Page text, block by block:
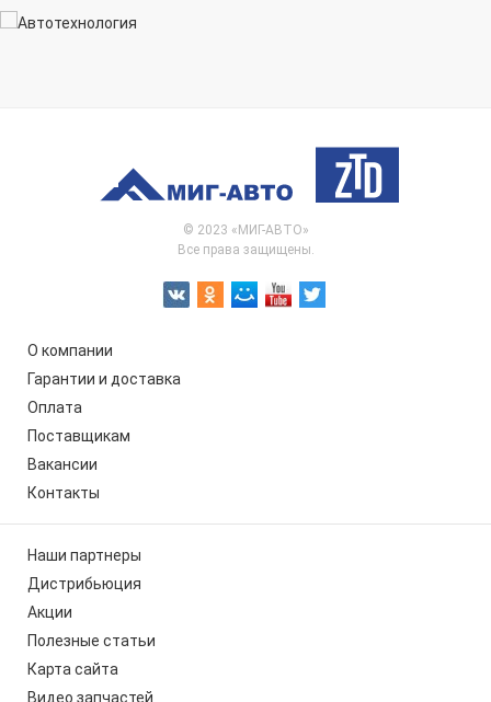
© 2023 «МИГ-АВТО»
Все права защищены.
О компании
Гарантии и доставка
Оплата
Поставщикам
Вакансии
Контакты
Наши партнеры
Дистрибьюция
Акции
Полезные статьи
Карта сайта
Видео запчастей